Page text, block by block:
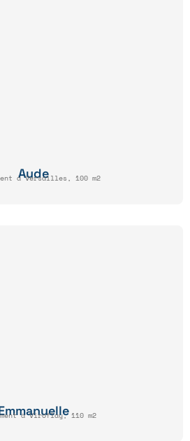
Aude
à Versailles, 100 m2
à Viroflay, 110 m2